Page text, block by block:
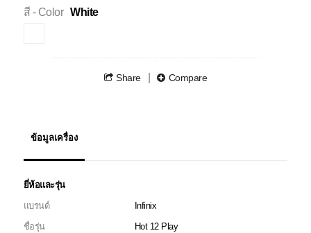
สี - Color White
Share Compare
ข้อมูลเครื่อง
ยี่ห้อและรุ่น
แบรนด์
Infinix
ชื่อรุ่น
Hot 12 Play